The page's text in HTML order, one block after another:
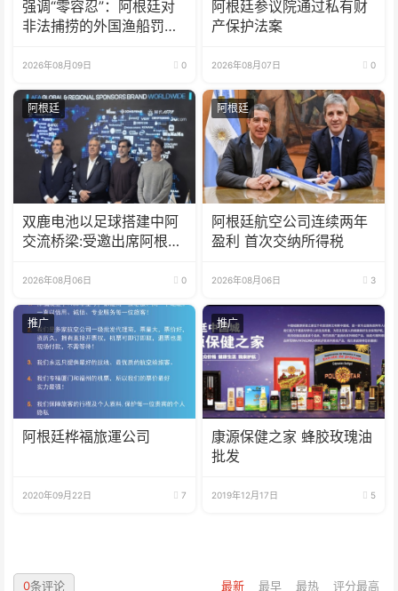
强调“零容忍”：阿根廷对
非法捕捞的外国渔船罚款
2026年08月09日 0
阿根廷参议院通过私有财
产保护法案
2026年08月07日 0
阿根廷
双鹿电池以足球搭建中阿
交流桥梁:受邀出席阿根廷
2026年08月06日 0
阿根廷
阿根廷航空公司连续两年
盈利 首次交纳所得税
2026年08月06日 3
推广
阿根廷桦福旅運公司
2020年09月22日 7
推广
康源保健之家 蜂胶玫瑰油
批发
2019年12月17日 5
最新 最早 最热 评分最高
0条评论